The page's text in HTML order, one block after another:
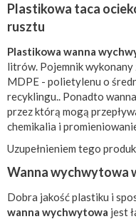
Plastikowa taca
rusztu
Plastikowa wanna
litrów. Pojemnik
MDPE - polietylenu o
recyklingu.. Ponadto
przez którą mogą
chemikalia i
Uzupełnieniem tego
Wanna wychwytowa
Dobra jakość plastiku i
wanna wychwytowa jest